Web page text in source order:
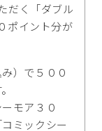
だく「ダブル
ポイント分が
）で５００
モア３０
ミックシー